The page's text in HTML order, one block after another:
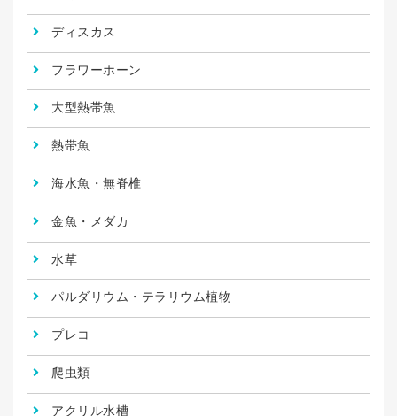
ディスカス
フラワーホーン
大型熱帯魚
熱帯魚
海水魚・無脊椎
金魚・メダカ
水草
パルダリウム・テラリウム植物
プレコ
爬虫類
アクリル水槽